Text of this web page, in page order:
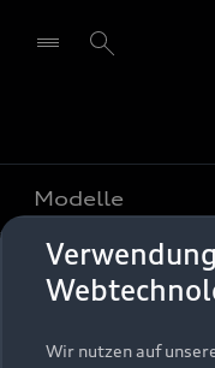
Modelle
Alle Modelle
Kaufen & leasen
Neuwagensuche
Wir nutzen auf